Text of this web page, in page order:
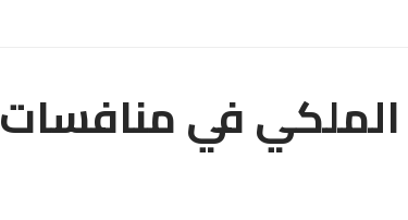
الملكي في منافسات